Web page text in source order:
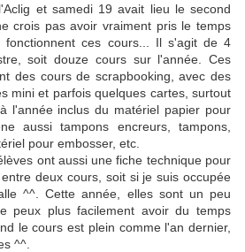
et samedi 19 avait lieu le second
crois pas avoir vraiment pris le temps
fonctionnent ces cours... Il s'agit de 4
soit douze cours sur l'année. Ces
des cours de scrapbooking, avec des
mini et parfois quelques cartes, surtout
l'année inclus du matériel papier pour
aussi tampons encreurs, tampons,
pour embosser, etc.
ont aussi une fiche technique pour
deux cours, soit si je suis occupée
^^. Cette année, elles sont un peu
peux plus facilement avoir du temps
le cours est plein comme l'an dernier,
^^.